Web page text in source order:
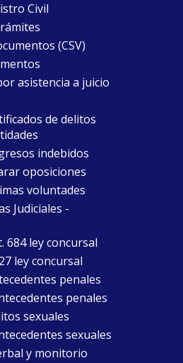
Civil
(CSV)
asistencia a juicio
de delitos
indebidos
oposiciones
voluntades
Judiciales -
684 ley concursal
ley concursal
penales
penales
sexuales
sexuales
y monitorio